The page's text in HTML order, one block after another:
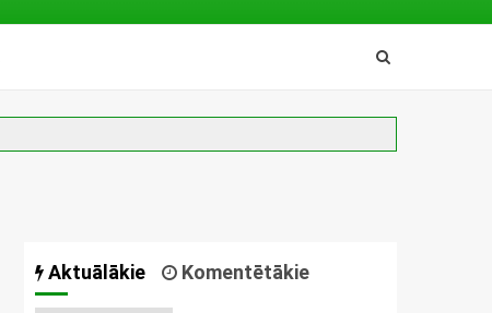
Aktuālākie Komentētākie